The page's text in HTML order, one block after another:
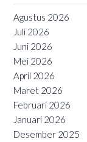
Agustus 2026
Juli 2026
Juni 2026
Mei 2026
April 2026
Maret 2026
Februari 2026
Januari 2026
Desember 2025